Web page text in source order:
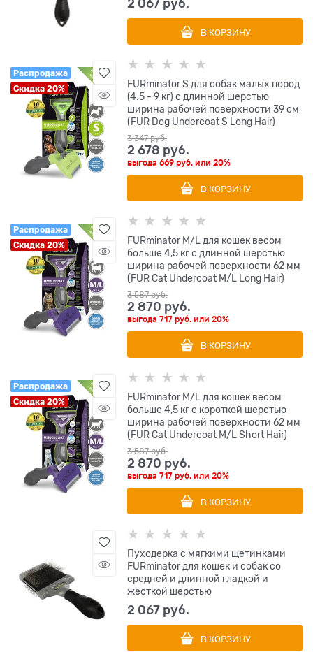
2 067 руб.
В КОРЗИНУ
Распродажа
Скидка 20%
FURminator S для собак малых пород
(4.5 - 9 кг) с длинной шерстью
ширина рабочей поверхности 39 см
(FUR Dog Undercoat S Long Hair)
3 347 руб.
2 678 руб.
выгода669 руб. или20%
В КОРЗИНУ
Распродажа
Скидка 20%
FURminator M/L для кошек весом
больше 4,5 кг с длинной шерстью
ширина рабочей поверхности 62 мм
(FUR Cat Undercoat M/L Long Hair)
3 587 руб.
2 870 руб.
выгода717 руб. или20%
В КОРЗИНУ
Распродажа
Скидка 20%
FURminator M/L для кошек весом
больше 4,5 кг с короткой шерстью
ширина рабочей поверхности 62 мм
(FUR Cat Undercoat M/L Short Hair)
3 587 руб.
2 870 руб.
выгода717 руб. или20%
В КОРЗИНУ
Пуходерка с мягкими щетинками
FURminator для кошек и собак со
средней и длинной гладкой и
жесткой шерстью
2 067 руб.
В КОРЗИНУ